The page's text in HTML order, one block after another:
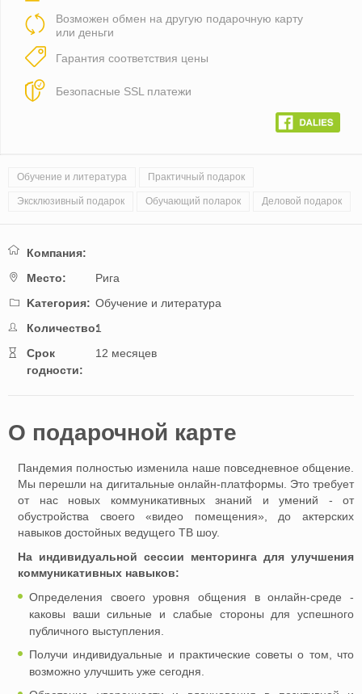
Возможен обмен на другую подарочную карту
или деньги
Гарантия соответствия цены
Безопасные SSL платежи
Обучение и литература Практичный подарок
Эксклюзивный подарок Обучающий поларок Деловой подарок
Компания:
Mестo:
Рига
Kатегория: Обучение и литература
Количество:1
Cрок
годности:
12 месяцев
O подарочной картe
Пандемия полностью изменила наше повседневное общение.
Мы перешли на дигитальные онлайн-платформы. Это требует
от нас новых коммуникативных знаний и умений - от
обустройства своего «видео помещения», до актерских
навыков достойных ведущего ТВ шоу.
На индивидуальной сессии менторинга для улучшения
коммуникативных навыков:
Определения своего уровня общения в онлайн-среде -
каковы ваши сильные и слабые стороны для успешного
публичного выступления.
Получи индивидуальные и практические советы о том, что
возможно улучшить уже сегодня.